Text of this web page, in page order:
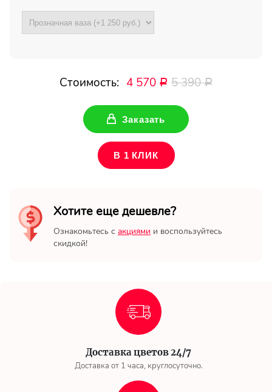
Стоимость: 4 570 Р 5 390Р
Заказать
В 1 КЛИК
Хотите еще дешевле?
Ознакомьтесь с акциями и воспользуйтесь
скидкой!
Доставка цветов 24/7
Доставка от 1 часа, круглосуточно.